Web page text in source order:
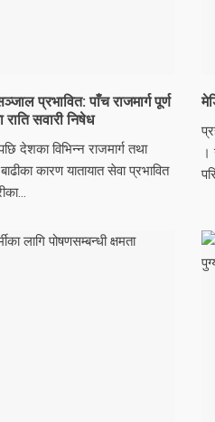
प्रभावित: पाँच राजमार्ग पूर्ण
सवारी निषेध
देशका विभिन्न राजमार्ग तथा
कारण यातायात सेवा प्रभावित
।